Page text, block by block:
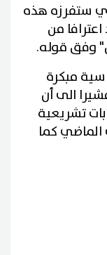
ستفرزه هذه
من
وفق قوله.
مبكرة
الى أن
تشريعية
الماضي كما